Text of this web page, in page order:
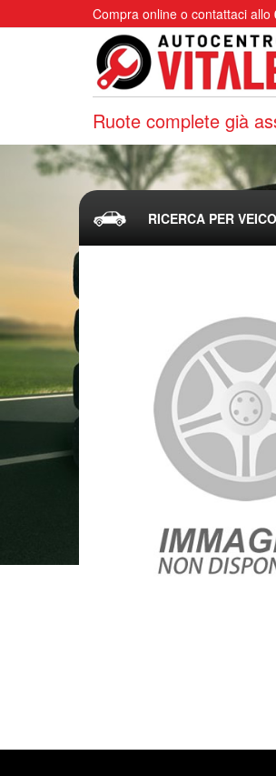
Compra online o contattaci allo
Ruote complete già
RICERCA PER